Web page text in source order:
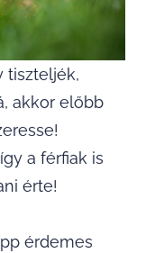
tiszteljék,
akkor előbb
a férfiak is
érte!
érdemes